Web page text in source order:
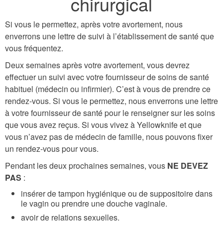
Si vous le permettez, après votre avortement, nous
enverrons une lettre de suivi à l’établissement de santé que
vous fréquentez.
Deux semaines après votre avortement, vous devrez
effectuer un suivi avec votre fournisseur de soins de santé
habituel (médecin ou infirmier). C’est à vous de prendre ce
rendez-vous. Si vous le permettez, nous enverrons une lettre
à votre fournisseur de santé pour le renseigner sur les soins
que vous avez reçus. Si vous vivez à Yellowknife et que
vous n’avez pas de médecin de famille, nous pouvons fixer
un rendez-vous pour vous.
Pendant les deux prochaines semaines, vous NE DEVEZ
PAS :
insérer de tampon hygiénique ou de suppositoire dans
le vagin ou prendre une douche vaginale.
avoir de relations sexuelles.